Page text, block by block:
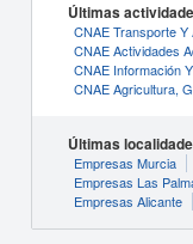
Últimas
CNAE Transporte Y
CNAE Actividades
CNAE Información
CNAE Agricultura,
Últimas
Empresas Murcia
Empresas Las
Empresas Alicante